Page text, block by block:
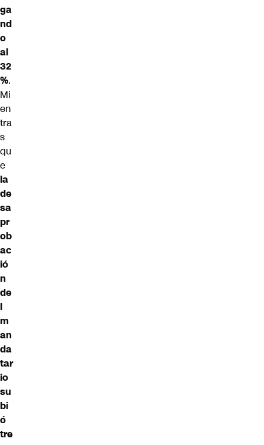
ga
nd
o
al
32
%.
Mi
en
tra
s
qu
e
la
de
sa
pr
ob
ac
ió
n
de
l
m
an
da
tar
io
su
bi
ó
tre